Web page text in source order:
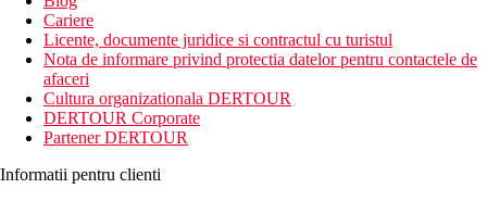
Cariere
Licente, documente juridice si contractul cu turistul
Nota de informare privind protectia datelor pentru contactele de
afaceri
Cultura organizationala DERTOUR
DERTOUR Corporate
Partener DERTOUR
Informatii pentru clienti